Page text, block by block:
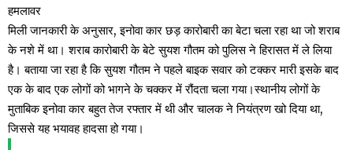
हमलावर
मिली जानकारी के अनुसार, इनोवा कार छड़ कारोबारी का बेटा चला रहा था जो शराब
के नशे में था। शराब कारोबारी के बेटे सुयश गौतम को पुलिस ने हिरासत में ले लिया
है। बताया जा रहा है कि सुयश गौतम ने पहले बाइक सवार को टक्कर मारी इसके बाद
एक के बाद एक लोगों को भागने के चक्कर में रौंदता चला गया।स्थानीय लोगों के
मुताबिक इनोवा कार बहुत तेज रफ्तार में थी और चालक ने नियंत्रण खो दिया था,
जिससे यह भयावह हादसा हो गया।